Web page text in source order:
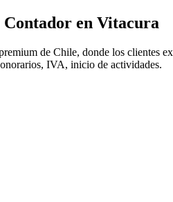
Contador en Vitacura
de Chile, donde los clientes
IVA, inicio de actividades.